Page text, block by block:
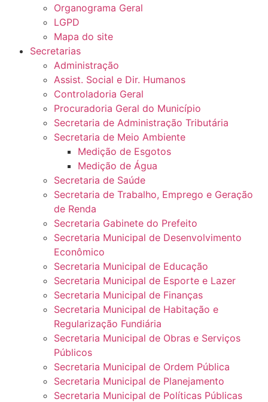
Organograma Geral
LGPD
Mapa do site
Secretarias
Administração
Assist. Social e Dir. Humanos
Controladoria Geral
Procuradoria Geral do Município
Secretaria de Administração Tributária
Secretaria de Meio Ambiente
Medição de Esgotos
Medição de Água
Secretaria de Saúde
Secretaria de Trabalho, Emprego e Geração
de Renda
Secretaria Gabinete do Prefeito
Secretaria Municipal de Desenvolvimento
Econômico
Secretaria Municipal de Educação
Secretaria Municipal de Esporte e Lazer
Secretaria Municipal de Finanças
Secretaria Municipal de Habitação e
Regularização Fundiária
Secretaria Municipal de Obras e Serviços
Públicos
Secretaria Municipal de Ordem Pública
Secretaria Municipal de Planejamento
Secretaria Municipal de Políticas Públicas